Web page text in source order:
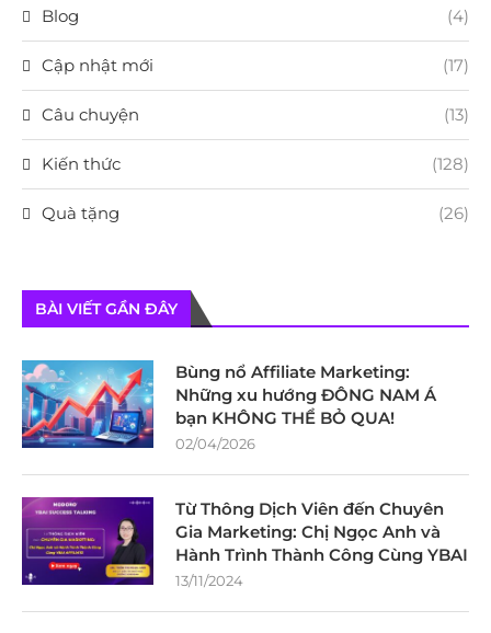
Blog (4)
Cập nhật mới (17)
Câu chuyện (13)
Kiến thức (128)
Quà tặng (26)
BÀI VIẾT GẦN ĐÂY
Bùng nổ Affiliate Marketing:
Những xu hướng ĐÔNG NAM Á
bạn KHÔNG THỂ BỎ QUA!
02/04/2026
Từ Thông Dịch Viên đến Chuyên
Gia Marketing: Chị Ngọc Anh và
Hành Trình Thành Công Cùng YBAI
13/11/2024